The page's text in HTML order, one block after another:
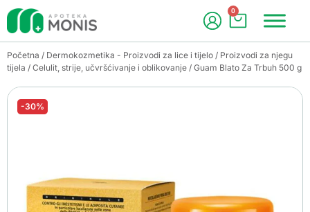
0
Početna / Dermokozmetika - Proizvodi za lice i tijelo / Proizvodi za njegu
tijela / Celulit, strije, učvršćivanje i oblikovanje / Guam Blato Za Trbuh 500 g
-30%